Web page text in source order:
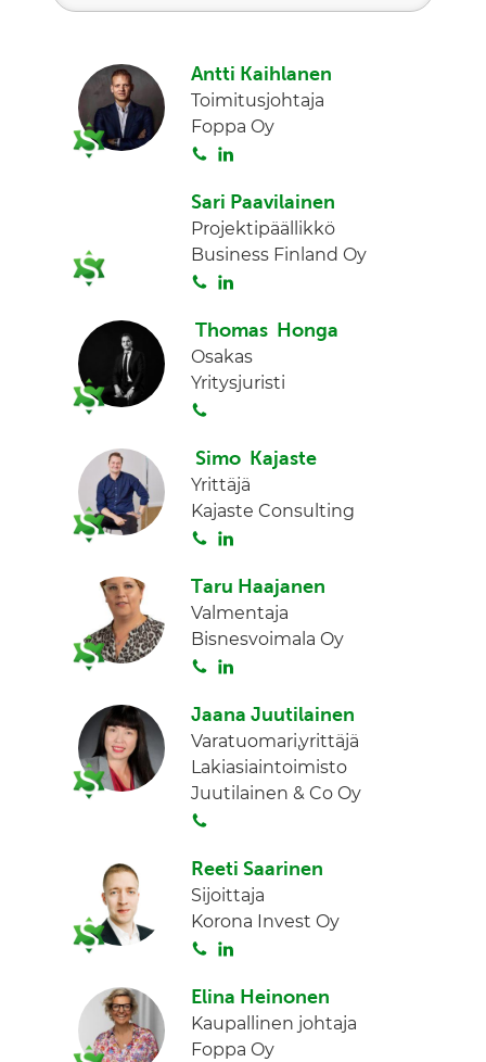
Antti Kaihlanen
Toimitusjohtaja
Foppa Oy
S
i
t
a
n
k
e
n
Sari Paavilainen
Projektipäällikkö
Business Finland Oy
S
i
t
a
n
k
e
n
Thomas Honga
Osakas
Yritysjuristi
i
t
a
Simo Kajaste
Yrittäjä
Kajaste Consulting
S
i
t
a
n
k
e
n
Taru Haajanen
Valmentaja
Bisnesvoimala Oy
S
i
t
a
n
k
e
d
Jaana Juutilainen
Varatuomari,yrittäjä
Lakiasiaintoimisto
Juutilainen & Co Oy
i
t
a
Reeti Saarinen
Sijoittaja
Korona Invest Oy
S
i
t
a
n
k
e
Elina Heinonen
Kaupallinen johtaja
Foppa Oy